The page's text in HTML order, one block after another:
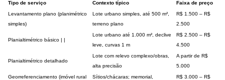
Tipo de serviço Contexto típico
Faixa de preço
Levantamento plano (planimétrico
simples)
Lote urbano simples, até 500 m²,
terreno plano
R$ 1.500 – R$
2.500
Planialtimétrico básico | |
Lote urbano até 1.000 m², declive
leve, curvas 1 m
R$ 2.500 – R$
4.500
Planialtimétrico detalhado
Lote com relevo complexo/obras,
alta precisão
A partir de R$
5.000
Georreferenciamento (imóvel rural
Sítios/chácaras; memorial,
R$ 3.000 – R$